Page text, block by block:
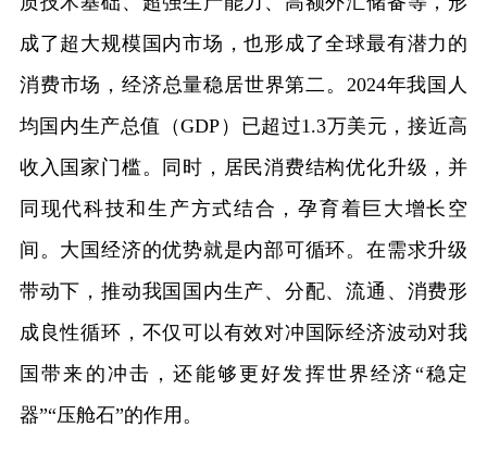
成了超大规模国内市场，也形成了全球最有潜力的
消费市场，经济总量稳居世界第二。2024年我国人
均国内生产总值（GDP）已超过1.3万美元，接近高
收入国家门槛。同时，居民消费结构优化升级，并
同现代科技和生产方式结合，孕育着巨大增长空
间。大国经济的优势就是内部可循环。在需求升级
带动下，推动我国国内生产、分配、流通、消费形
成良性循环，不仅可以有效对冲国际经济波动对我
国带来的冲击，还能够更好发挥世界经济“稳定
器”“压舱石”的作用。